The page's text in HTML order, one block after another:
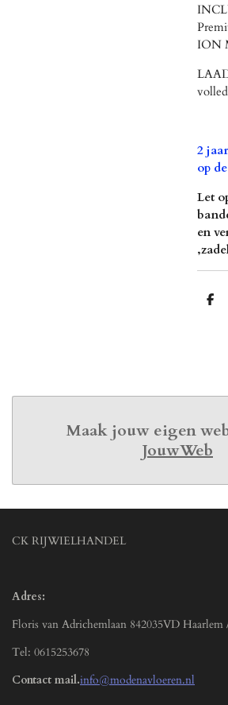
ION
2
op
Let
en
D
Maak jouw eigen
JouwWeb
CK RIJWIELHANDEL
Adres:
Floris van Adrichemlaan 842035VD
Tel: 0615253678
Contact mail.info@modenavloeren.nl